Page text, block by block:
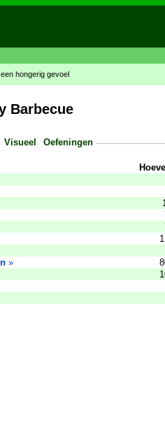
hongerig gevoel
Barbecue
Visueel Oefeningen
»